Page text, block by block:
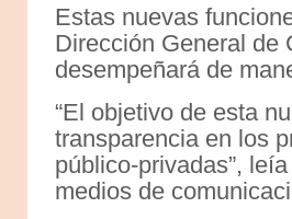
Estas nuevas
Dirección General de
desempeñará de
“El objetivo de esta
transparencia en los
público-privadas”,
medios de